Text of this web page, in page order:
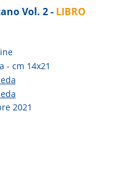
Vol. 2 - LIBRO
- cm 14x21
2021